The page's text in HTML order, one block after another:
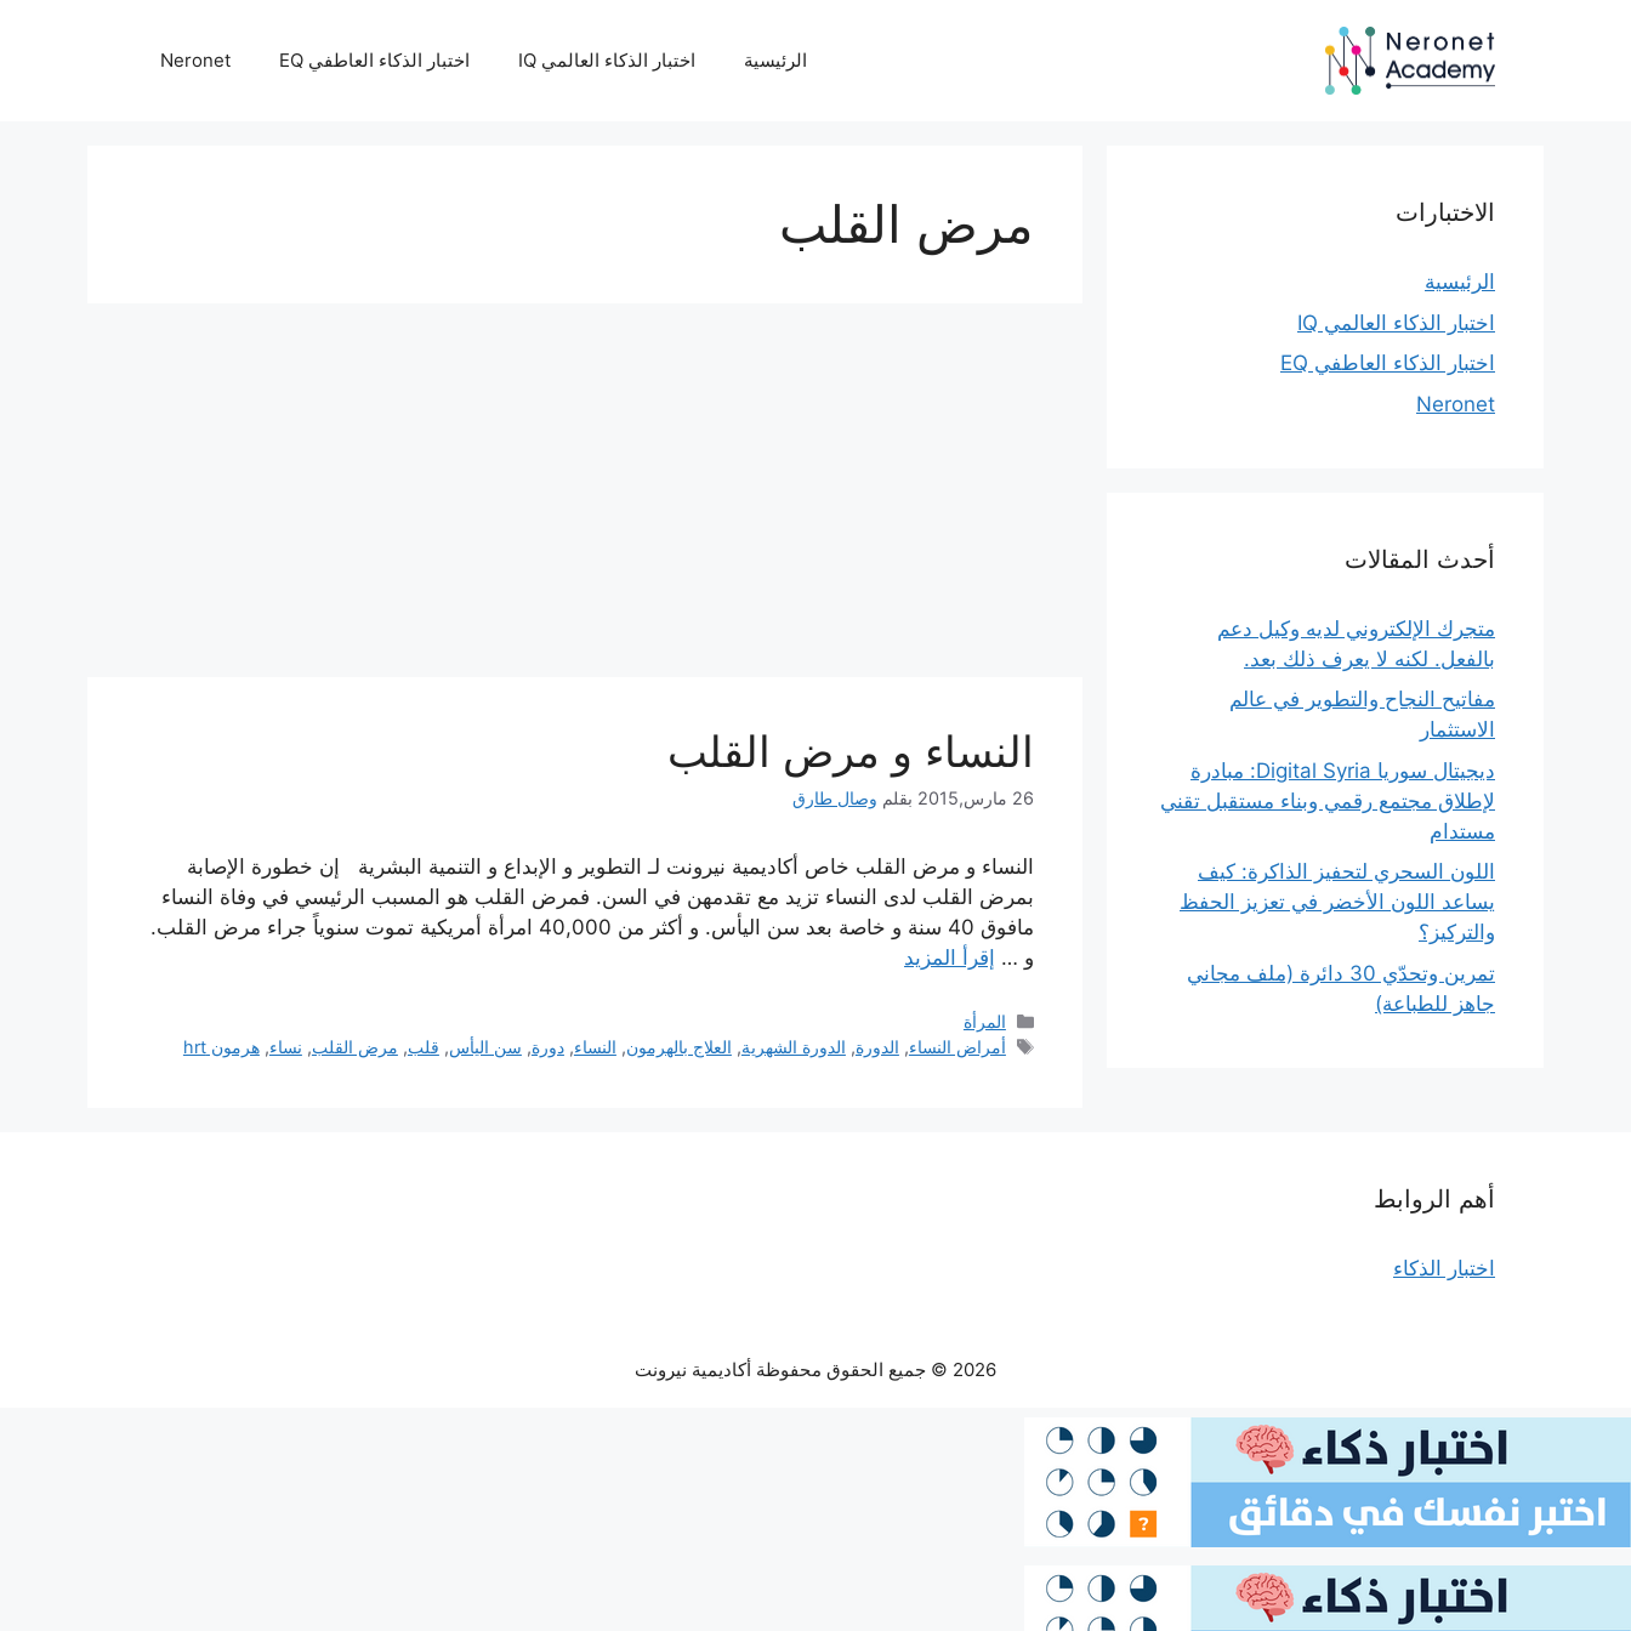
الرئيسية اختبار الذكاء العالمي IQ اختبار الذكاء العاطفي EQ Neronet
مرض القلب
النساء و مرض القلب
26 مارس,2015 بقلم وصال طارق
النساء و مرض القلب خاص أكاديمية نيرونت لـ التطوير و الإبداع و التنمية البشرية إن خطورة الإصابة
بمرض القلب لدى النساء تزيد مع تقدمهن في السن. فمرض القلب هو المسبب الرئيسي في وفاة النساء
مافوق 40 سنة و خاصة بعد سن اليأس. و أكثر من 40,000 امرأة أمريكية تموت سنوياً جراء مرض القلب.
و … إقرأ المزيد
التصنيفات
المرأة
الوسوم
أمراض النساء, الدورة, الدورة الشهرية, العلاج بالهرمون, النساء,دورة, سن اليأس, قلب, مرض القلب, نساء,هرمون hrt
الاختبارات
الرئيسية
اختبار الذكاء العالمي IQ
اختبار الذكاء العاطفي EQ
Neronet
أحدث المقالات
متجرك الإلكتروني لديه وكيل دعم
بالفعل. لكنه لا يعرف ذلك بعد.
مفاتيح النجاح والتطوير في عالم
الاستثمار
ديجيتال سوريا Digital Syria: مبادرة
لإطلاق مجتمع رقمي وبناء مستقبل تقني
مستدام
اللون السحري لتحفيز الذاكرة: كيف
يساعد اللون الأخضر في تعزيز الحفظ
والتركيز؟
تمرين وتحدّي 30 دائرة (ملف مجاني
جاهز للطباعة)
أهم الروابط
اختبار الذكاء
2026 © جميع الحقوق محفوظة أكاديمية نيرونت